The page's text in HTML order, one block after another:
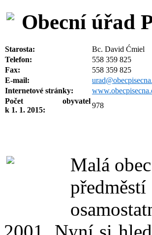
Obecní úřad
Starosta:
Bc. David Ćmiel
Telefon:
558 359 825
Fax:
558 359 825
E-mail:
Internetové stránky:
Počet obyvatel
k 1. 1. 2015:
978
Malá